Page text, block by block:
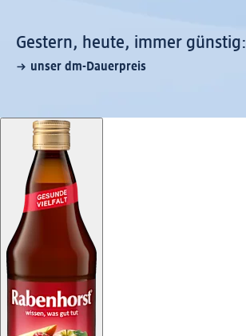
Gestern, heute, immer günstig:
unser dm-Dauerpreis